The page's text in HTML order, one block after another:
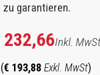
garantieren.
232,66Inkl. MwSt
(€ 193,88 Exkl. MwSt)